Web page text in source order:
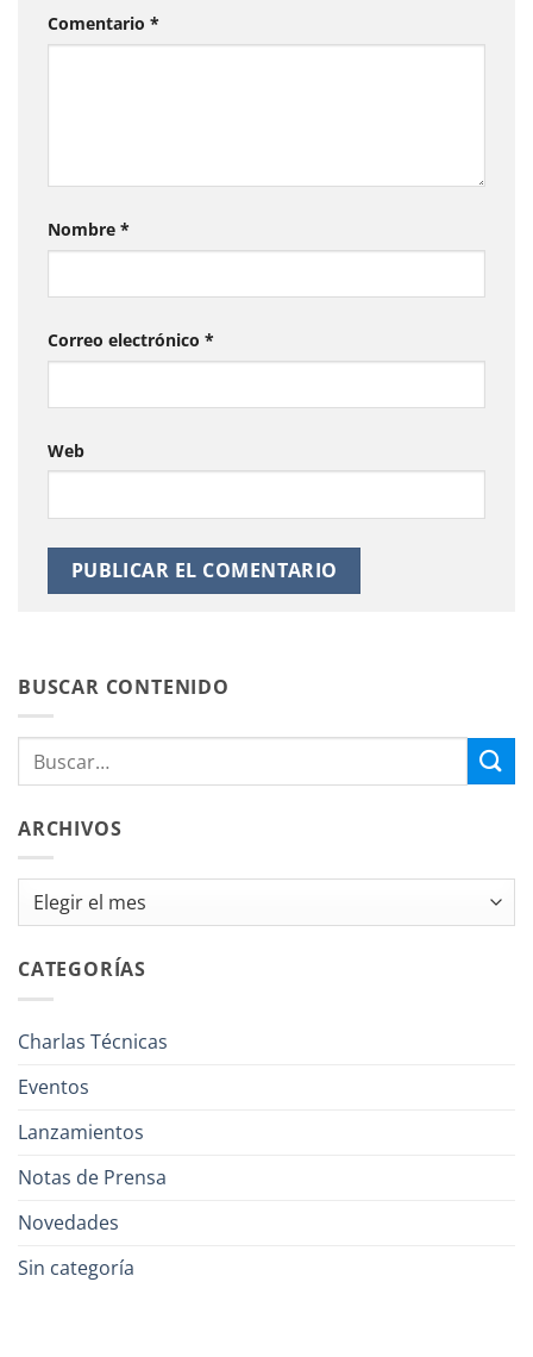
Comentario *
Nombre *
Correo electrónico *
Web
BUSCAR CONTENIDO
ARCHIVOS
Archivos
CATEGORÍAS
Charlas Técnicas
Eventos
Lanzamientos
Notas de Prensa
Novedades
Sin categoría